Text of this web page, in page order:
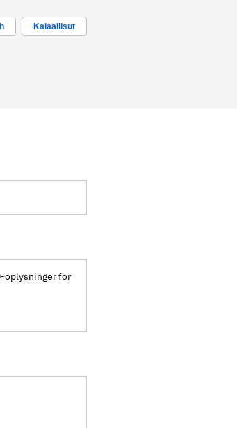
Kalaallisut
oplysninger for